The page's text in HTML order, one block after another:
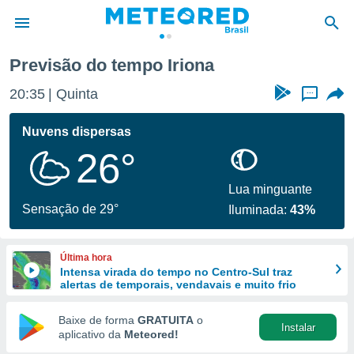
da
fornecidas
a este
das
e
forma
digital
Previsão do tempo Iriona
20:35 Quinta ...
Nuvens dispersas
26°
Sensação de 29°
Lua minguante
Iluminada:43%
Última hora
Intensa virada do tempo no Centro-Sul traz
alertas de temporais, vendavais e muito frio
Baixe de forma GRATUITA o
aplicativo da Meteored!
Instalar